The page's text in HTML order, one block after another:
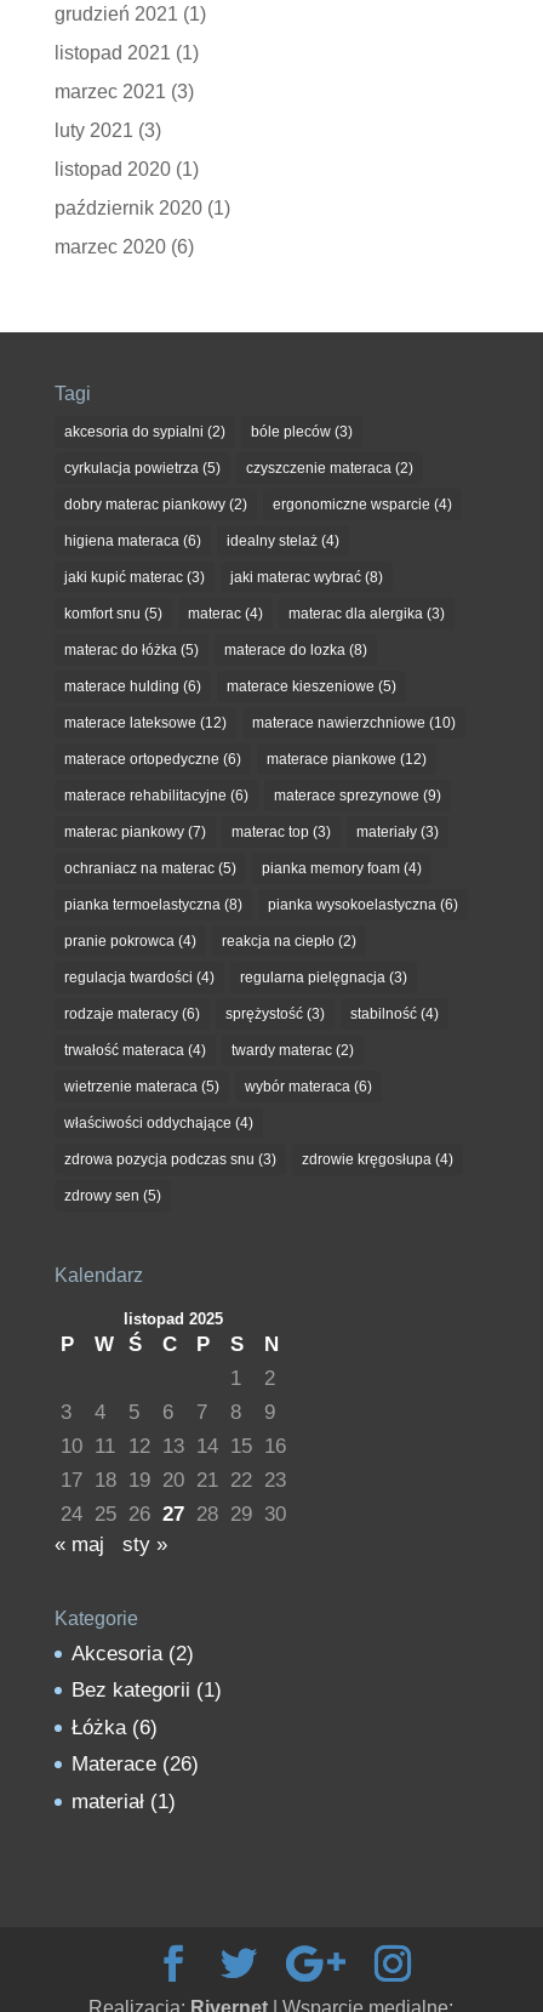
grudzień 2021 (1)
listopad 2021 (1)
marzec 2021 (3)
luty 2021 (3)
listopad 2020(1)
październik 2020(1)
marzec 2020(6)
Tagi
akcesoria do sypialni (2) bóle pleców(3)
cyrkulacja powietrza(5) czyszczenie materaca(2)
dobry materac piankowy(2) ergonomiczne wsparcie (4)
higiena materaca(6) idealny stelaż(4)
jaki kupić materac(3) jaki materac wybrać(8)
komfort snu (5) materac(4) materac dla alergika(3)
materac do łóżka(5) materace do lozka(8)
materace hulding (6) materace kieszeniowe (5)
materace lateksowe (12) materace nawierzchniowe (10)
materace ortopedyczne (6) materace piankowe (12)
materace rehabilitacyjne (6) materace sprezynowe (9)
materac piankowy(7) materac top(3) materiały(3)
ochraniacz na materac(5) pianka memory foam(4)
pianka termoelastyczna(8) pianka wysokoelastyczna(6)
pranie pokrowca(4) reakcja na ciepło(2)
regulacja twardości (4) regularna pielęgnacja(3)
rodzaje materacy(6) sprężystość(3) stabilność(4)
trwałość materaca(4) twardy materac(2)
wietrzenie materaca(5) wybór materaca(6)
właściwości oddychające (4)
zdrowa pozycja podczas snu (3) zdrowie kręgosłupa(4)
zdrowy sen (5)
Kalendarz
listopad 2025
P W Ś C P S
N
1
2
3
4 5 6 7 8
9
10 11 12 13 14 15 16
17 18 19 20 21 22 23
24 25 26 27 28 29 30
« maj
sty »
Kategorie
Akcesoria(2)
Bez kategorii (1)
Łóżka(6)
Materace(26)
materiał(1)